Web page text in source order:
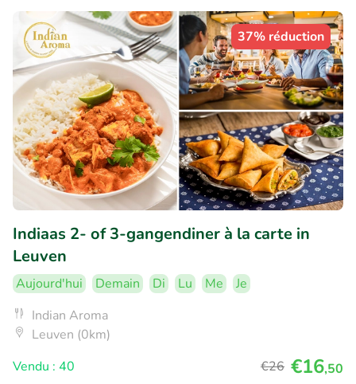
37% réduction
Indiaas 2- of 3-gangendiner à la carte in
Leuven
Aujourd'hui Demain Di Lu Me
Je
Indian Aroma
Leuven (0km)
Vendu : 40
€26 €16,50